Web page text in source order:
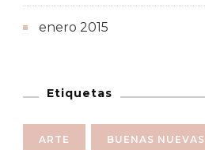
enero 2015
Etiquetas
ARTE BUENAS NUEVAS